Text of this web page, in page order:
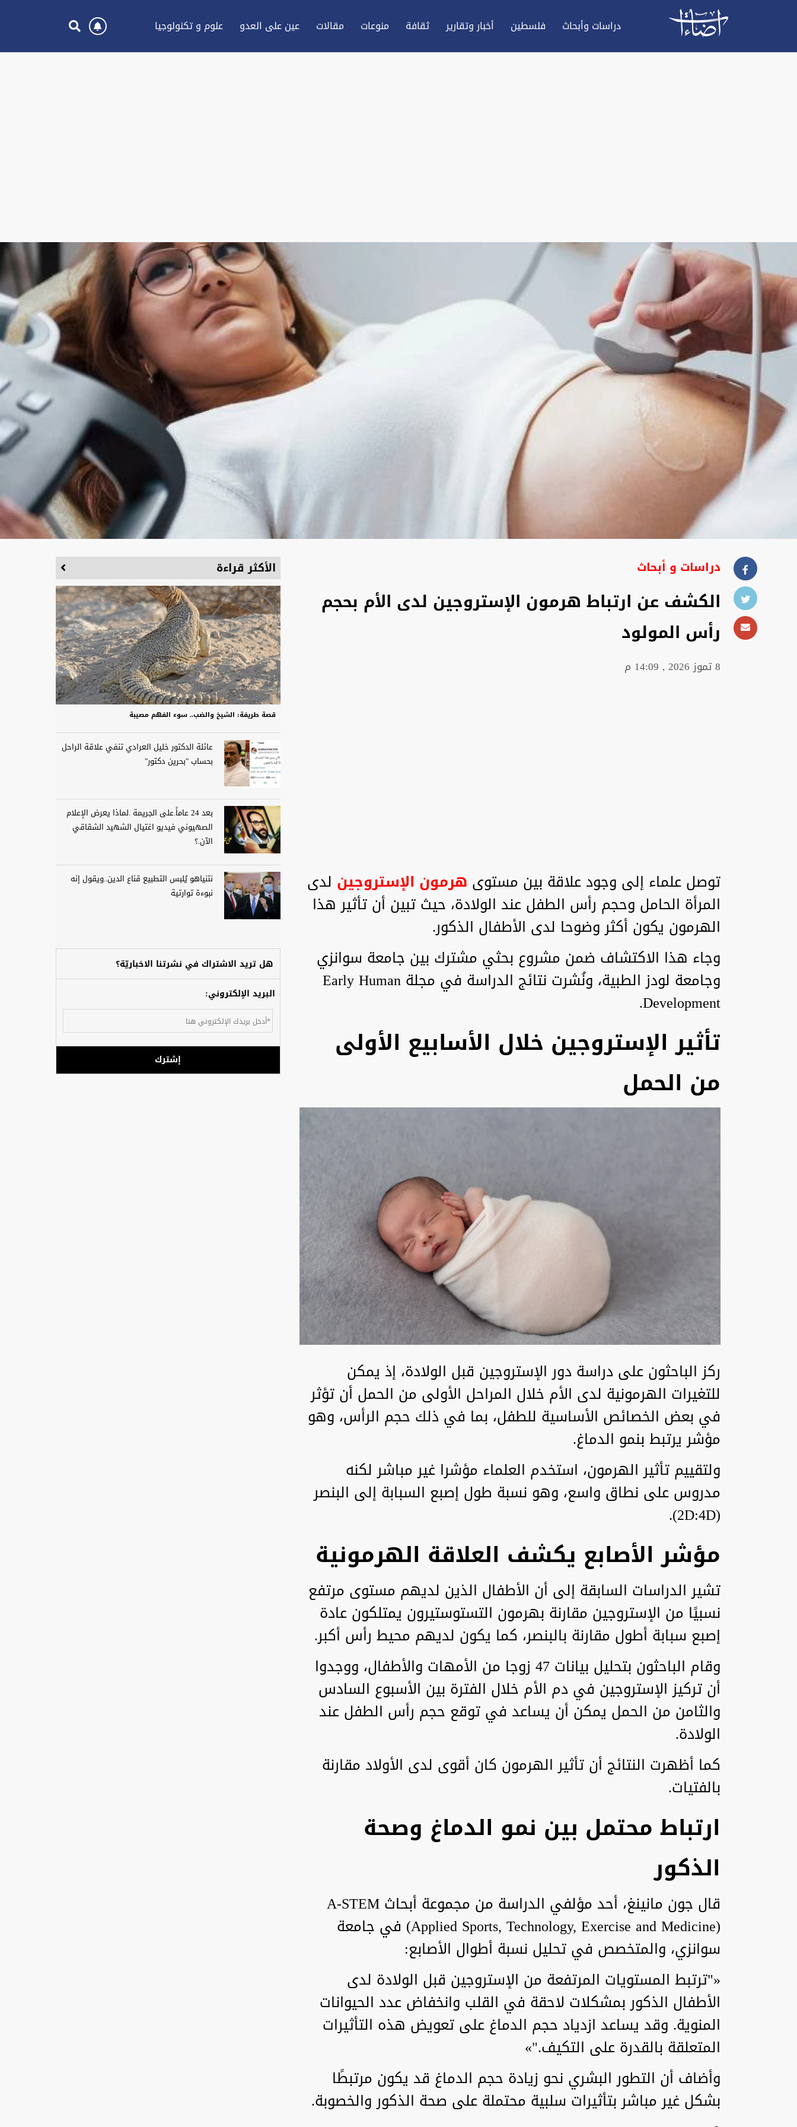
دراسات وأبحاث فلسطين أخبار وتقارير ثقافة منوعات مقالات عين علی العدو علوم و تكنولوجيا
دراسات و أبحاث
الكشف عن ارتباط هرمون الإستروجين لدى الأم بحجم
رأس المولود
8 تموز 2026 , 14:09 م
توصل علماء إلى وجود علاقة بين مستوى هرمون الإستروجين لدى
المرأة الحامل وحجم رأس الطفل عند الولادة، حيث تبين أن تأثير هذا
الهرمون يكون أكثر وضوحا لدى الأطفال الذكور.
وجاء هذا الاكتشاف ضمن مشروع بحثي مشترك بين جامعة سوانزي
وجامعة لودز الطبية، ونُشرت نتائج الدراسة في مجلة Early Human
Development.
تأثير الإستروجين خلال الأسابيع الأولى
من الحمل
ركز الباحثون على دراسة دور الإستروجين قبل الولادة، إذ يمكن
للتغيرات الهرمونية لدى الأم خلال المراحل الأولى من الحمل أن تؤثر
في بعض الخصائص الأساسية للطفل، بما في ذلك حجم الرأس، وهو
مؤشر يرتبط بنمو الدماغ.
ولتقييم تأثير الهرمون، استخدم العلماء مؤشرا غير مباشر لكنه
مدروس على نطاق واسع، وهو نسبة طول إصبع السبابة إلى البنصر
(2D:4D).
مؤشر الأصابع يكشف العلاقة الهرمونية
تشير الدراسات السابقة إلى أن الأطفال الذين لديهم مستوى مرتفع
نسبيًا من الإستروجين مقارنة بهرمون التستوستيرون يمتلكون عادة
إصبع سبابة أطول مقارنة بالبنصر، كما يكون لديهم محيط رأس أكبر.
وقام الباحثون بتحليل بيانات 47 زوجا من الأمهات والأطفال، ووجدوا
أن تركيز الإستروجين في دم الأم خلال الفترة بين الأسبوع السادس
والثامن من الحمل يمكن أن يساعد في توقع حجم رأس الطفل عند
الولادة.
كما أظهرت النتائج أن تأثير الهرمون كان أقوى لدى الأولاد مقارنة
بالفتيات.
ارتباط محتمل بين نمو الدماغ وصحة
الذكور
قال جون مانينغ، أحد مؤلفي الدراسة من مجموعة أبحاث A-STEM
(Applied Sports, Technology, Exercise and Medicine) في جامعة
سوانزي، والمتخصص في تحليل نسبة أطوال الأصابع:
«"ترتبط المستويات المرتفعة من الإستروجين قبل الولادة لدى
الأطفال الذكور بمشكلات لاحقة في القلب وانخفاض عدد الحيوانات
المنوية. وقد يساعد ازدياد حجم الدماغ على تعويض هذه التأثيرات
المتعلقة بالقدرة على التكيف."»
وأضاف أن التطور البشري نحو زيادة حجم الدماغ قد يكون مرتبطًا
بشكل غير مباشر بتأثيرات سلبية محتملة على صحة الذكور والخصوبة.
الأكثر قراءة
قصة طريفة: الشيخ والضب.. سوء الفهم مصيبة
عائلة الدكتور خليل العرادي تنفي علاقة الراحل
بحساب "بحرين دكتور"
بعد 24 عاماً.على الجريمة .لماذا يعرض الإعلام
الصهيوني فيديو اغتيال الشهيد الشقاقي
الآن.؟
نتنياهو يُلبس التطبيع قناع الدين..ويقول إنه
نبوءة توارتية
هل تريد الاشتراك في نشرتنا الاخباريّة؟
البريد الإلكتروني:
إشترك